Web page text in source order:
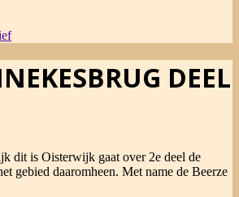
DEEL
dit is Oisterwijk gaat over 2e deel de
gebied daaromheen. Met name de Beerze